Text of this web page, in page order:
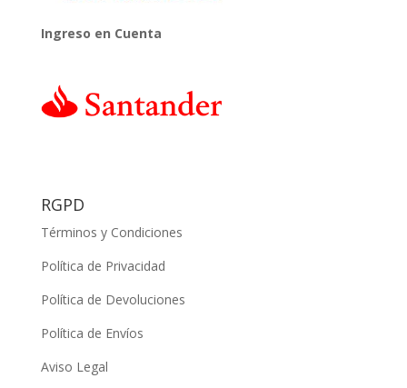
Ingreso en Cuenta
RGPD
Términos y Condiciones
Política de Privacidad
Política de Devoluciones
Política de Envíos
Aviso Legal